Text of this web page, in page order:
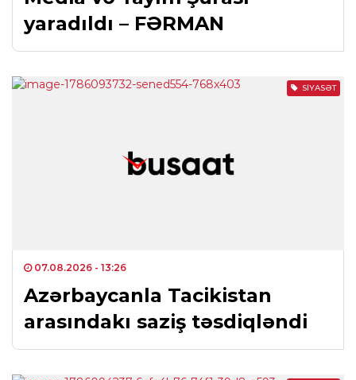
yaradıldı – FƏRMAN
SIYASƏT
07.08.2026 - 13:26
Azərbaycanla Tacikistan
arasındakı saziş təsdiqləndi